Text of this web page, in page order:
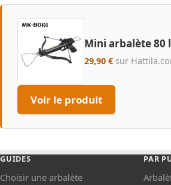
Mini arbalète 80
29,90 €sur
Voir le produit
GUIDES
Choisir une arbalète
PAR